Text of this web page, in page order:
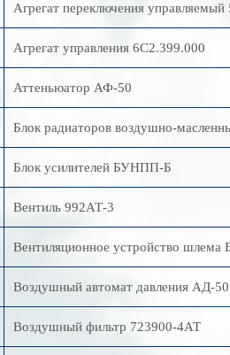
Агрегат переключения управляемый
Агрегат управления 6С2.399.000
Аттеньюатор АФ-50
Блок радиаторов воздушно-
Блок усилителей БУНПП-Б
Вентиль 992АТ-3
Вентиляционное устройство
Воздушный автомат давления АД-50
Воздушный фильтр 723900-4АТ